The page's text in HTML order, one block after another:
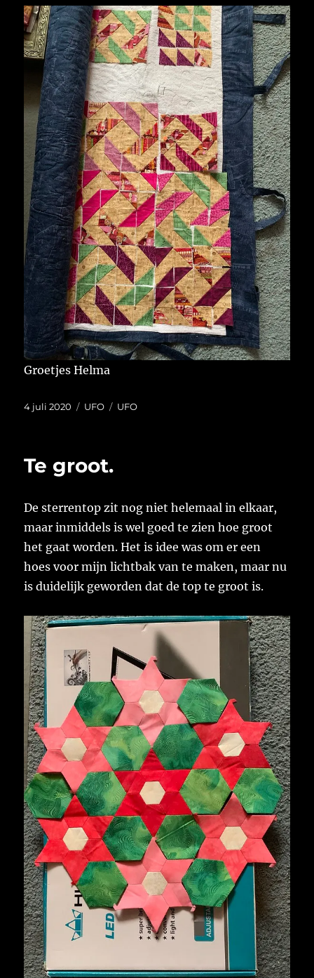
Groetjes Helma
Geplaatst
4 juli 2020 Categorieën
UFO Tags
UFO
Te groot.
De sterrentop zit nog niet helemaal in elkaar,
maar inmiddels is wel goed te zien hoe groot
het gaat worden. Het is idee was om er een
hoes voor mijn lichtbak van te maken, maar nu
is duidelijk geworden dat de top te groot is.